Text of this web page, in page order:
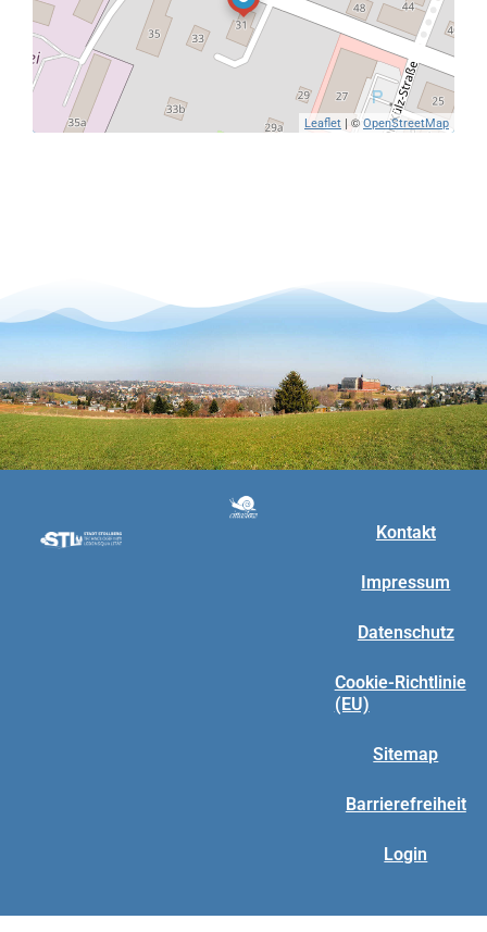
Leaflet | © OpenStreetMap
Kontakt
Impressum
Datenschutz
Cookie-Richtlinie
(EU)
Sitemap
Barrierefreiheit
Login